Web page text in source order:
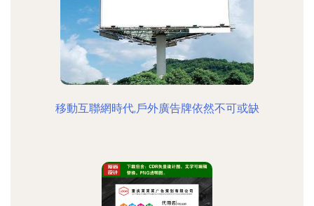
移動互聯網時代,戶外廣告牌依然不可或缺